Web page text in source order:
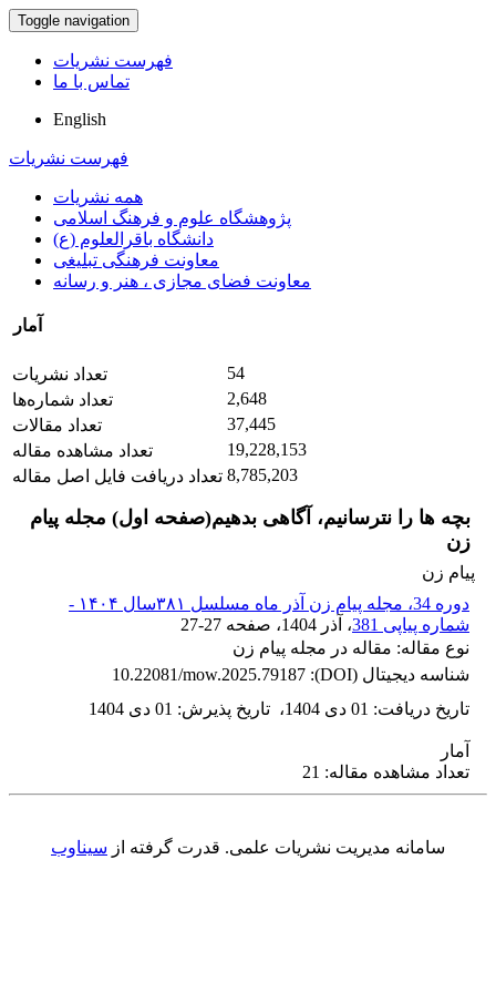
Toggle navigation
فهرست نشریات
تماس با ما
English
فهرست نشریات
همه نشریات
پژوهشگاه علوم و فرهنگ اسلامی
دانشگاه باقرالعلوم (ع)
معاونت فرهنگی تبلیغی
معاونت فضای مجازی ، هنر و رسانه
آمار
تعداد نشریات
54
تعداد شماره‌ها
2,648
تعداد مقالات
37,445
تعداد مشاهده مقاله
19,228,153
تعداد دریافت فایل اصل مقاله 8,785,203
بچه ها را نترسانیم، آگاهی بدهیم(صفحه اول) مجله پیام
زن
پیام زن
دوره 34، مجله پیام زن آذر ماه مسلسل ۳۸۱سال ۱۴۰۴ -
شماره پیاپی 381
، آذر 1404 ، صفحه 27-27
نوع مقاله: مقاله در مجله پیام زن
شناسه دیجیتال (DOI):
10.22081/mow.2025.79187
تاریخ دریافت: 01 دی 1404 ، تاریخ پذیرش: 01 دی 1404
آمار
تعداد مشاهده مقاله: 21
سامانه مدیریت نشریات علمی. قدرت گرفته از سیناوب